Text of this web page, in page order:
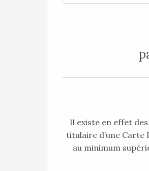
Il existe en effet
titulaire d’une Carte
au minimum